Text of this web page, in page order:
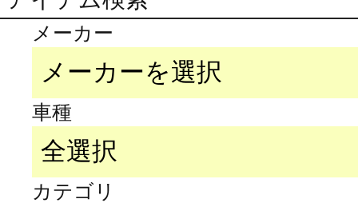
メーカー
車種
カテゴリ